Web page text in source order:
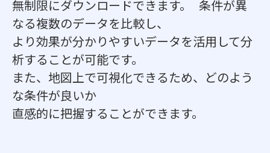
無制限にダウンロードできます。 条件が異
なる複数のデータを比較し、
より効果が分かりやすいデータを活用して分
析することが可能です。
また、地図上で可視化できるため、どのよう
な条件が良いか
直感的に把握することができます。